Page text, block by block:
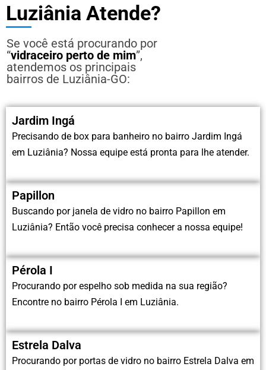
Luziânia Atende?
Se você está procurando por
“vidraceiro perto de mim”,
atendemos os principais
bairros de Luziânia-GO:
Jardim Ingá
Precisando de box para banheiro no bairro Jardim Ingá
em Luziânia? Nossa equipe está pronta para lhe atender.
Papillon
Buscando por janela de vidro no bairro Papillon em
Luziânia? Então você precisa conhecer a nossa equipe!
Pérola I
Procurando por espelho sob medida na sua região?
Encontre no bairro Pérola I em Luziânia.
Estrela Dalva
Procurando por portas de vidro no bairro Estrela Dalva em